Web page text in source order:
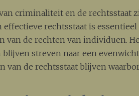
criminaliteit en de rechtsstaat
effectieve rechtsstaat is
van de rechten van individuen.
streven naar een
van de rechtsstaat blijven